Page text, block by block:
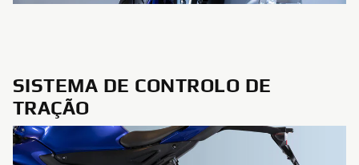
SISTEMA DE CONTROLO DE
TRAÇÃO